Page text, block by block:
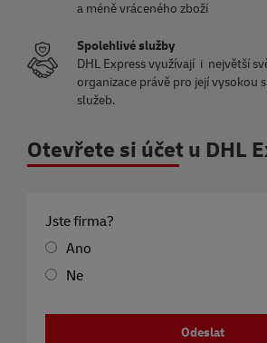
a méně vráceného zboží
Spolehlivé služby
DHL Express využívají i největší
organizace právě pro její vysokou
služeb.
Otevřete si účet u DHL
Jste firma?
Ano
Ne
Odeslat